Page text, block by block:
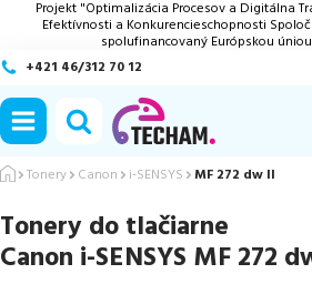
Projekt "Optimalizácia Procesov a Digitálna
Efektívnosti a Konkurencieschopnosti
spolufinancovaný Európskou
+421 46/312 70 12
Tonery Canon i-SENSYS MF 272 dw II
Tonery do tlačiarne
Canon i-SENSYS MF 272